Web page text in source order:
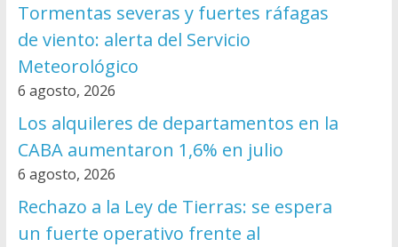
Tormentas severas y fuertes ráfagas
de viento: alerta del Servicio
Meteorológico
6 agosto, 2026
Los alquileres de departamentos en la
CABA aumentaron 1,6% en julio
6 agosto, 2026
Rechazo a la Ley de Tierras: se espera
un fuerte operativo frente al